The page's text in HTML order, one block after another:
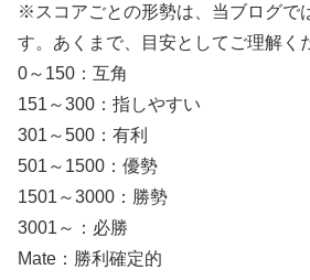
※スコアごとの形勢は、当ブログで
す。あくまで、目安としてご理解く
0～150：互角
151～300：指しやすい
301～500：有利
501～1500：優勢
1501～3000：勝勢
3001～：必勝
Mate：勝利確定的